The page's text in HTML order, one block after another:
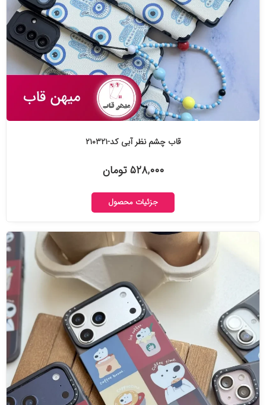
قاب چشم نظر آبی کد-۲۱۰۳۲۱
۵۲۸,۰۰۰ تومان
جزئیات محصول